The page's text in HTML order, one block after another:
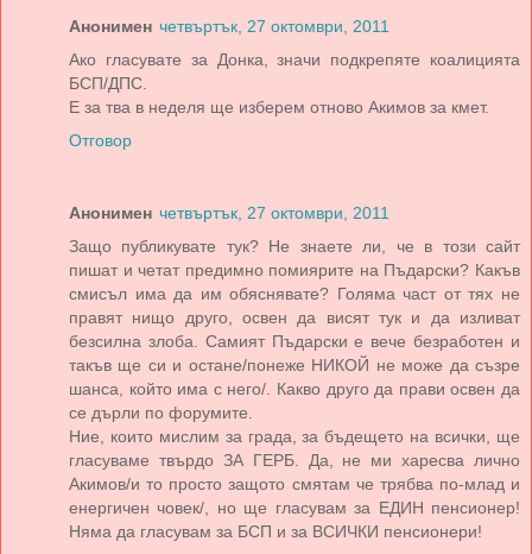
Анонимен четвъртък, 27 октомври, 2011
Ако гласувате за Донка, значи подкрепяте коалицията
БСП/ДПС.
Е за тва в неделя ще изберем отново Акимов за кмет.
Отговор
Анонимен четвъртък, 27 октомври, 2011
Защо публикувате тук? Не знаете ли, че в този сайт
пишат и четат предимно помиярите на Пъдарски? Какъв
смисъл има да им обяснявате? Голяма част от тях не
правят нищо друго, освен да висят тук и да изливат
безсилна злоба. Самият Пъдарски е вече безработен и
такъв ще си и остане/понеже НИКОЙ не може да съзре
шанса, който има с него/. Какво друго да прави освен да
се дърли по форумите.
Ние, които мислим за града, за бъдещето на всички, ще
гласуваме твърдо ЗА ГЕРБ. Да, не ми харесва лично
Акимов/и то просто защото смятам че трябва по-млад и
енергичен човек/, но ще гласувам за ЕДИН пенсионер!
Няма да гласувам за БСП и за ВСИЧКИ пенсионери!